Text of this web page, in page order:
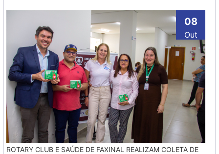
08
Out
ROTARY CLUB E SAÚDE DE FAXINAL REALIZAM COLETA DE